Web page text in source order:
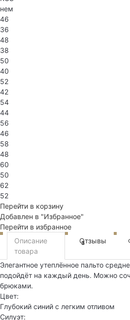
нем
46
36
48
38
50
40
52
42
54
44
56
46
58
48
60
50
62
52
Перейти в корзину
Добавлен в "Избранное"
Перейти в избранное
Описание
товара
Отзывы
3
Элегантное утеплённое пальто
подойдёт на каждый день. Можно
брюками.
Цвет:
Глубокий синий с легким отливом
Силуэт: